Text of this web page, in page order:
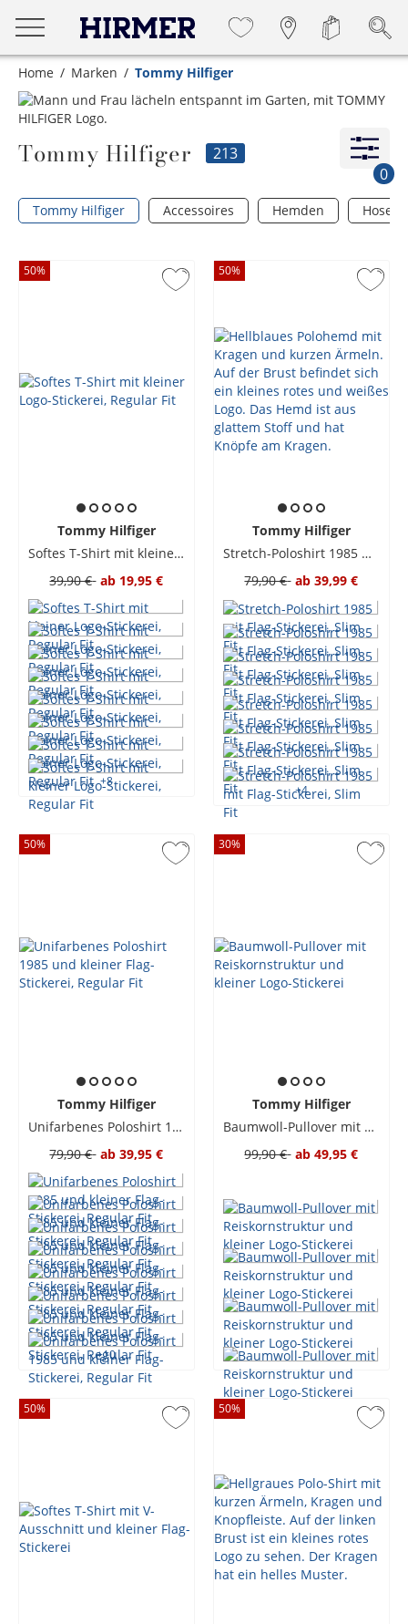
Home Marken Tommy Hilfiger
Tommy Hilfiger
213
0
Tommy Hilfiger Accessoires Hemden Hosen
50%
Tommy Hilfiger
Softes T-Shirt mit kleiner Logo-Stickerei, Regular Fit
39,90 € ab 19,95 €
+8
50%
Tommy Hilfiger
Stretch-Poloshirt 1985 mit Flag-Stickerei, Slim Fit
79,90 € ab 39,99 €
+4
50%
Tommy Hilfiger
Unifarbenes Poloshirt 1985 und kleiner Flag-Stickerei, Regular Fit
79,90 € ab 39,95 €
+10
30%
Tommy Hilfiger
Baumwoll-Pullover mit Reiskornstruktur und kleiner Logo-Stickerei
99,90 € ab 49,95 €
50% 50%